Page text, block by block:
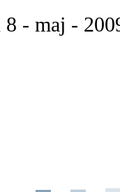
8 - maj -